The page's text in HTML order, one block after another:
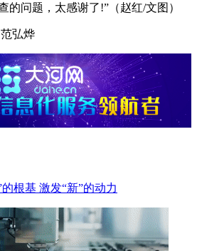
的问题，太感谢了!”（赵红/文图）
弘烨
根基 激发“新”的动力